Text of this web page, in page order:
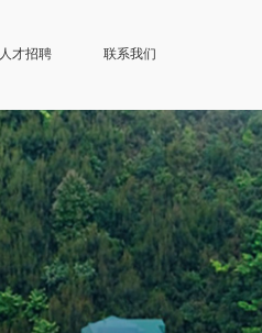
人才招聘 联系我们